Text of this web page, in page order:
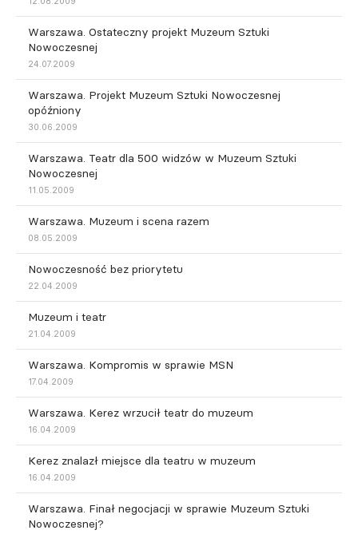
Warszawa. Ostateczny projekt Muzeum Sztuki
Nowoczesnej
24.07.2009
Warszawa. Projekt Muzeum Sztuki Nowoczesnej
opóźniony
30.06.2009
Warszawa. Teatr dla 500 widzów w Muzeum Sztuki
Nowoczesnej
11.05.2009
Warszawa. Muzeum i scena razem
08.05.2009
Nowoczesność bez priorytetu
22.04.2009
Muzeum i teatr
21.04.2009
Warszawa. Kompromis w sprawie MSN
17.04.2009
Warszawa. Kerez wrzucił teatr do muzeum
16.04.2009
Kerez znalazł miejsce dla teatru w muzeum
16.04.2009
Warszawa. Finał negocjacji w sprawie Muzeum Sztuki
Nowoczesnej?